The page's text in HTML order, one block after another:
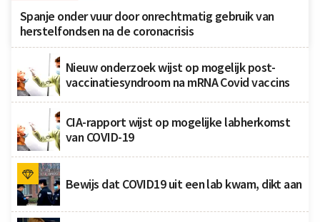
Spanje onder vuur door onrechtmatig gebruik van
herstelfondsen na de coronacrisis
Nieuw onderzoek wijst op mogelijk post-
vaccinatiesyndroom na mRNA Covid vaccins
CIA-rapport wijst op mogelijke labherkomst
van COVID-19
Bewijs dat COVID19 uit een lab kwam, dikt aan